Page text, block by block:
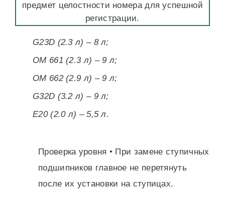
предмет целостности номера для успешной
регистрации.
G23D (2.3 л) – 8 л;
OM 661 (2.3 л) – 9 л;
OM 662 (2.9 л) – 9 л;
G32D (3.2 л) – 9 л;
E20 (2.0 л) – 5,5 л.
Проверка уровня • При замене ступичных
подшипников главное не перетянуть
после их установки на ступицах.